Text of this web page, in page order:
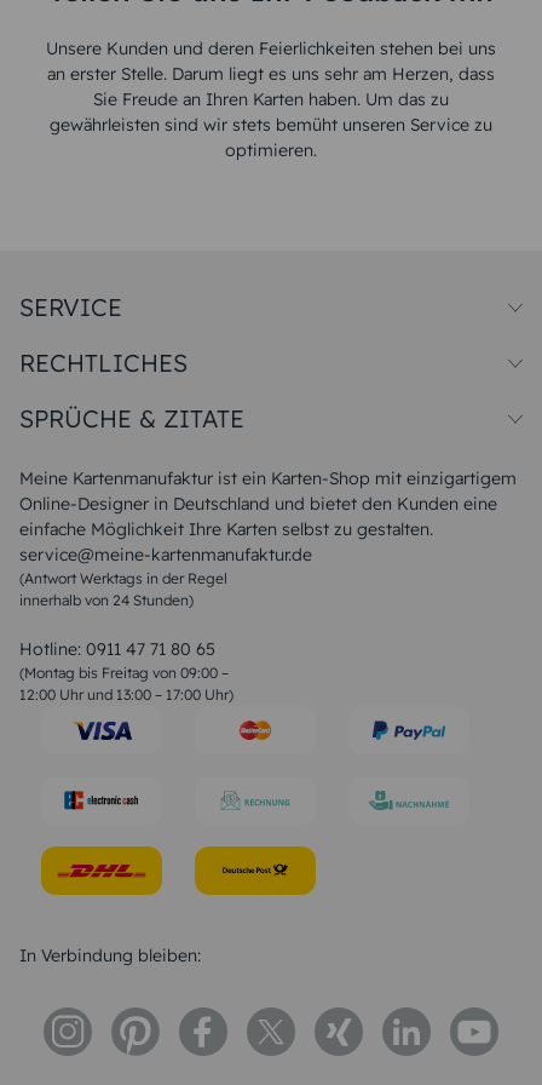
Unsere Kunden und deren Feierlichkeiten stehen bei uns
an erster Stelle. Darum liegt es uns sehr am Herzen, dass
Sie Freude an Ihren Karten haben. Um das zu
gewährleisten sind wir stets bemüht unseren Service zu
optimieren.
Meine Kartenmanufaktur ist ein Karten-Shop mit einzigartigem
Online-Designer in Deutschland und bietet den Kunden eine
einfache Möglichkeit Ihre Karten selbst zu gestalten.
service@meine-kartenmanufaktur.de
(Antwort Werktags in der Regel
innerhalb von 24 Stunden)
Hotline: 0911 47 71 80 65
(Montag bis Freitag von 09:00 –
12:00 Uhr und 13:00 – 17:00 Uhr)
SERVICE
Papiersorten
Unsere Produktion
Magazin
FAQ
RECHTLICHES
Widerrufsbelehrung
SPRÜCHE & ZITATE
Liebeskummer Sprüche
Sommer Sprüche
Muttertagssprüche
Sprüche zur Hochzeit
Sprüche zur Konfirmation & Kommunion
Weihnachtsgedichte
Liebessprüche
Geburtstagssprüche
Trauersprüche
Konfirmation Glückwünsche
In Verbindung bleiben: